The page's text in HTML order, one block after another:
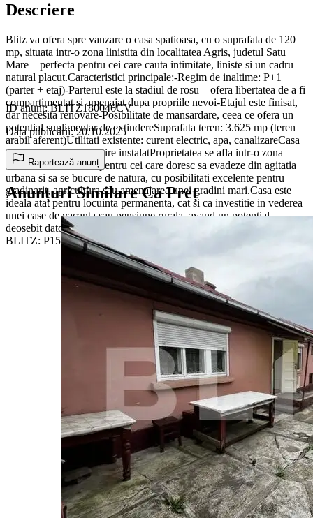
Descriere
Blitz va ofera spre vanzare o casa spatioasa, cu o suprafata de 120
mp, situata intr-o zona linistita din localitatea Agris, judetul Satu
Mare – perfecta pentru cei care cauta intimitate, liniste si un cadru
natural placut.Caracteristici principale:-Regim de inaltime: P+1
(parter + etaj)-Parterul este la stadiul de rosu – ofera libertatea de a fi
compartimentat si amenajat dupa propriile nevoi-Etajul este finisat,
dar necesita renovare-Posibilitate de mansardare, ceea ce ofera un
potential suplimentar de extindereSuprafata teren: 3.625 mp (teren
arabil aferent)Utilitati existente: curent electric, apa, canalizareCasa
nu are sistem de incalzire instalatProprietatea se afla intr-o zona
foarte linistita, ideala pentru cei care doresc sa evadeze din agitatia
urbana si sa se bucure de natura, cu posibilitati excelente pentru
gradinarit, agricultura sau amenajarea unei gradini mari.Casa este
ideala atat pentru locuinta permanenta, cat si ca investitie in vederea
unei case de vacanta sau pensiune rurala, avand un potential
deosebit datorita pozitionarii si suprafetei terenului.Cod oferta / ID
BLITZ: P155533
ID anunț: BLITZ180046CV
Data publicării: 20.10.2025
Raportează anunț
Anunțuri Similare Ca Preț